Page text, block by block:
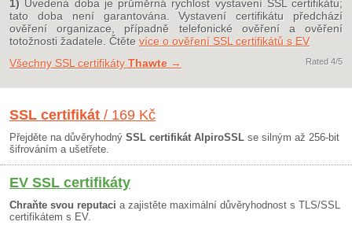
1) Uvedená doba je průměrná rychlost vystavení SSL certifikátu;
tato doba není garantována. Vystavení certifikátu předchází
ověření organizace, případně telefonické ověření a ověření
totožnosti žadatele. Čtěte více o ověření SSL certifikátů s EV
Rated 4/5
Všechny SSL certifikátyThawte →
SSL certifikát / 169 Kč
Přejděte na důvěryhodný SSL certifikát AlpiroSSL se silným až 256-bit
šifrováním a ušetřete.
EV SSL certifikáty
Chraňte svou reputaci a zajistěte maximální důvěryhodnost s TLS/SSL
certifikátem s EV.